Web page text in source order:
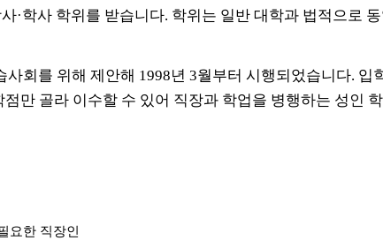
·학사 학위를 받습니다. 학위는 일반 대학과 법적으로
회를 위해 제안해 1998년 3월부터 시행되었습니다. 입
만 골라 이수할 수 있어 직장과 학업을 병행하는 성인
요한 직장인